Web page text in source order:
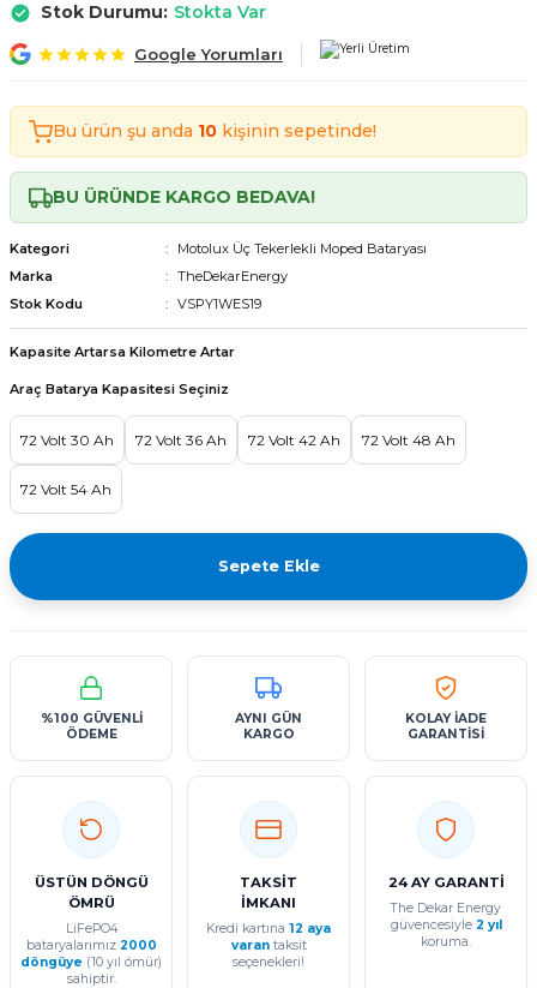
Moped Bataryası
Moped Bataryası
Moped Bataryası
Bataryaları
Stok Durumu: Stokta Var
Google Yorumları
Bu ürün şu anda 10 kişinin sepetinde!
BU ÜRÜNDE KARGO BEDAVA!
Kategori
Motolux Üç Tekerlekli Moped Bataryası
Marka
TheDekarEnergy
Stok Kodu
VSPY1WES19
Kapasite Artarsa Kilometre Artar
Araç Batarya Kapasitesi Seçiniz
72 Volt 30 Ah 72 Volt 36 Ah 72 Volt 42 Ah 72 Volt 48 Ah
72 Volt 54 Ah
Sepete Ekle
%100 GÜVENLİ
ÖDEME
AYNI GÜN
KARGO
KOLAY İADE
GARANTİSİ
ÜSTÜN DÖNGÜ
ÖMRÜ
LiFePO4
bataryalarımız 2000
döngüye (10 yıl ömür)
sahiptir.
TAKSİT
İMKANI
Kredi kartına 12 aya
varantaksit
seçenekleri!
24 AY GARANTİ
The Dekar Energy
güvencesiyle 2 yıl
koruma.
Moped Bataryası
Moped Bataryası
Moped Bataryası
Bataryaları